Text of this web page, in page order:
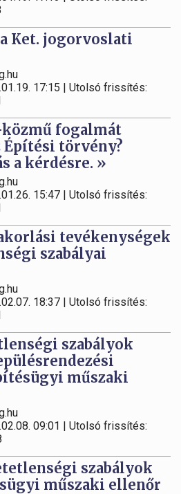
Ket. jogorvoslati
17:15 | Utolsó frissítés:
közmű fogalmát
Építési törvény?
a kérdésre. »
15:47 | Utolsó frissítés:
tevékenységek
szabályai
18:37 | Utolsó frissítés:
szabályok
műszaki
09:01 | Utolsó frissítés:
szabályok
műszaki ellenőr